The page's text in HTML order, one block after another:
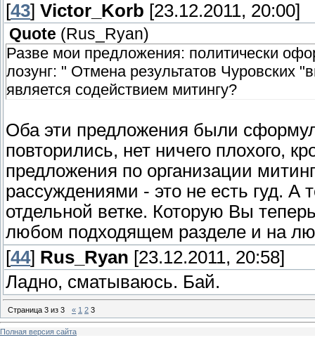
[43] Victor_Korb [23.12.2011, 20:00]
Quote ( Rus_Ryan)
Разве мои предложения: политически
лозунг: " Отмена результатов
является содействием митингу?
Оба эти предложения были
повторились, нет ничего плохого,
предложения по организации
рассуждениями - это не есть гуд. А
отдельной ветке. Которую Вы
любом подходящем разделе и на
[44] Rus_Ryan [23.12.2011, 20:58]
Ладно, сматываюсь. Бай.
Страница 3 из 3 « 1 2 3
Полная версия сайта